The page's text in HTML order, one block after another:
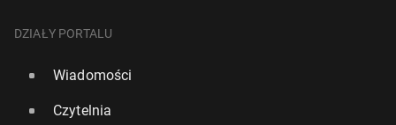
DZIAŁY PORTALU
Wiadomości
Czytelnia